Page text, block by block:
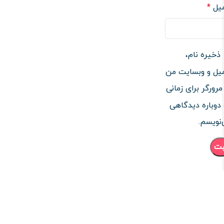
*
ذخیره نام،
و وبسایت من
برای زمانی
دیدگاهی